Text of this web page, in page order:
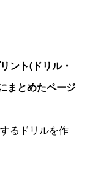
ント(ドリル・
まとめたページ
るドリルを作